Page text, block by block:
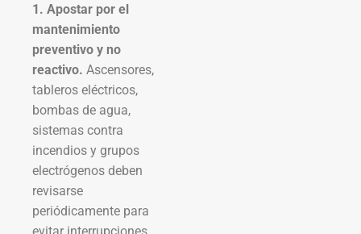
1. Apostar por el
mantenimiento
preventivo y no
reactivo. Ascensores,
tableros eléctricos,
bombas de agua,
sistemas contra
incendios y grupos
electrógenos deben
revisarse
periódicamente para